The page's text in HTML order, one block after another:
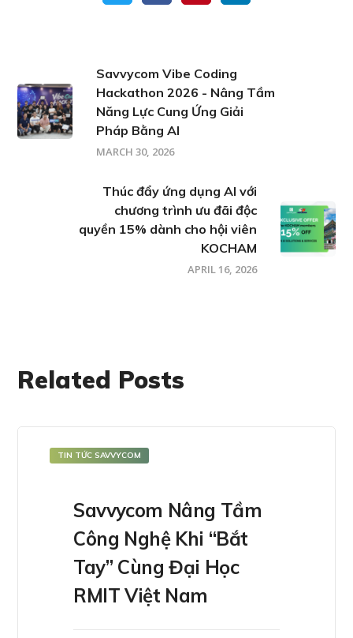
Savvycom Vibe Coding
Hackathon 2026 - Nâng Tầm
Năng Lực Cung Ứng Giải
Pháp Bằng AI
MARCH 30, 2026
Thúc đẩy ứng dụng AI với
chương trình ưu đãi độc
quyền 15% dành cho hội viên
KOCHAM
APRIL 16, 2026
Related Posts
TIN TỨC SAVVYCOM
Savvycom Nâng Tầm
Công Nghệ Khi “bắt
Tay” Cùng Đại Học
RMIT Việt Nam